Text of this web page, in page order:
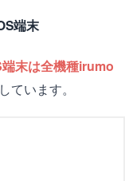
端末
末は全機種irumo
ています。